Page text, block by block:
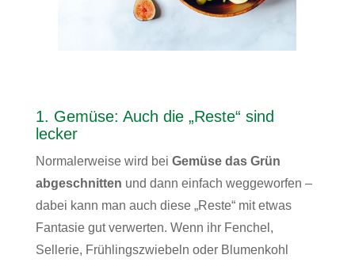
1. Gemüse: Auch die „Reste“ sind
lecker
Normalerweise wird bei Gemüse das Grün
abgeschnitten und dann einfach weggeworfen –
dabei kann man auch diese „Reste“ mit etwas
Fantasie gut verwerten. Wenn ihr Fenchel,
Sellerie, Frühlingszwiebeln oder Blumenkohl